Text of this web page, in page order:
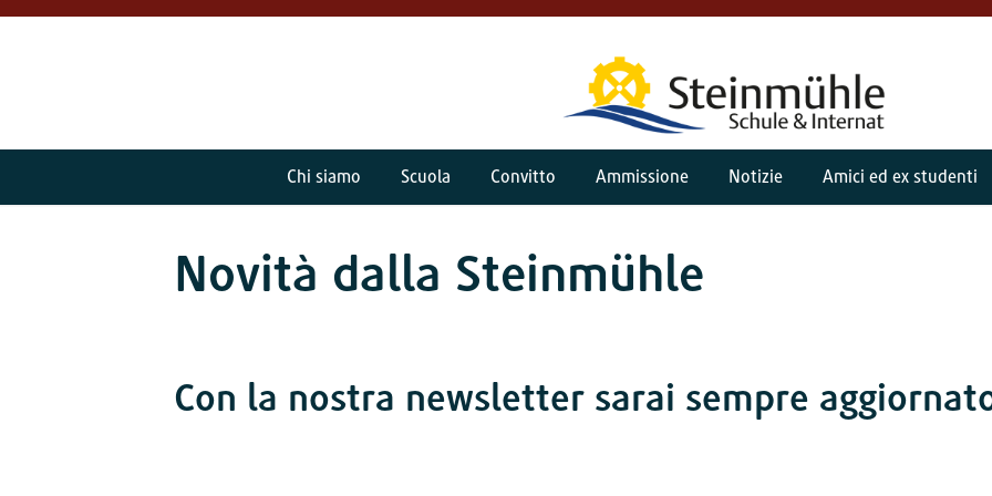
Chi siamo Scuola Convitto Ammissione Notizie Amici ed ex studenti
Novità dalla Steinmühle
Con la nostra newsletter sarai sempre